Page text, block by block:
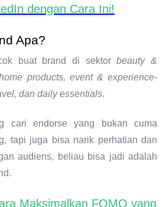
dengan Cara Ini!
Apa?
buat brand di sektorbeauty &
products, event & experience-
dan daily essentials.
cari endorse yang bukan cuma
tapi juga bisa narik perhatian dan
audiens, beliau bisa jadi adalah
Maksimalkan FOMO yang